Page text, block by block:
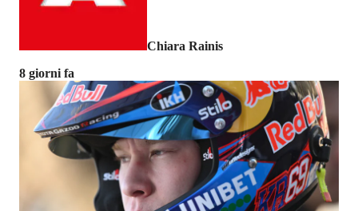
Chiara Rainis
8 giorni fa